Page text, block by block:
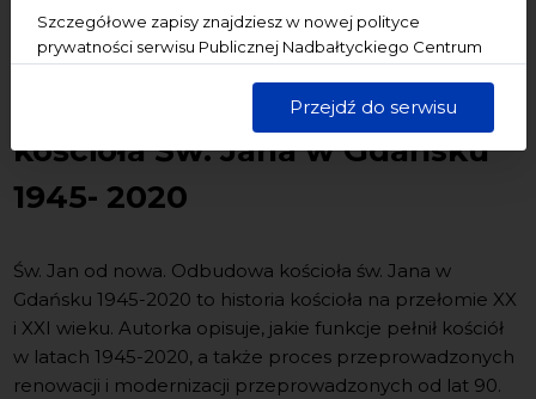
Szczegółowe zapisy znajdziesz w nowej polityce
prywatności serwisu Publicznej Nadbałtyckiego Centrum
dane są przetwarzane w sposób bezpieczny, z należytą
starannością i zgodnie z obowiązującymi przepisami.
Przejdź do serwisu
Św. Jan Od Nowa. Odbudowa
kościoła Św. Jana w Gdańsku
1945- 2020
Św. Jan od nowa. Odbudowa kościoła św. Jana w
Gdańsku 1945-2020 to historia kościoła na przełomie XX
i XXI wieku. Autorka opisuje, jakie funkcje pełnił kościół
w latach 1945-2020, a także proces przeprowadzonych
renowacji i modernizacji przeprowadzonych od lat 90.